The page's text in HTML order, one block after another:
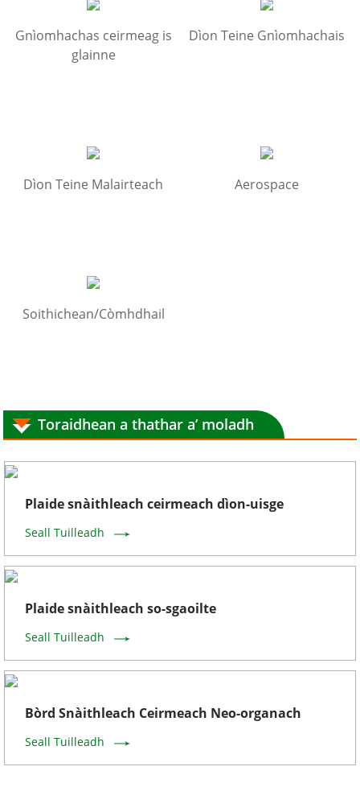
Gnìomhachas ceirmeag is
glainne
Dìon Teine Gnìomhachais
Dìon Teine Malairteach Aerospace
Soithichean/Còmhdhail
Toraidhean a thathar a’ moladh
Plaide snàithleach ceirmeach dìon-uisge
Seall Tuilleadh
Plaide snàithleach so-sgaoilte
Seall Tuilleadh
Bòrd Snàithleach Ceirmeach Neo-organach
Seall Tuilleadh